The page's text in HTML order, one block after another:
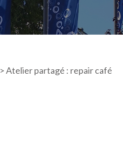
>Atelier partagé : repair café